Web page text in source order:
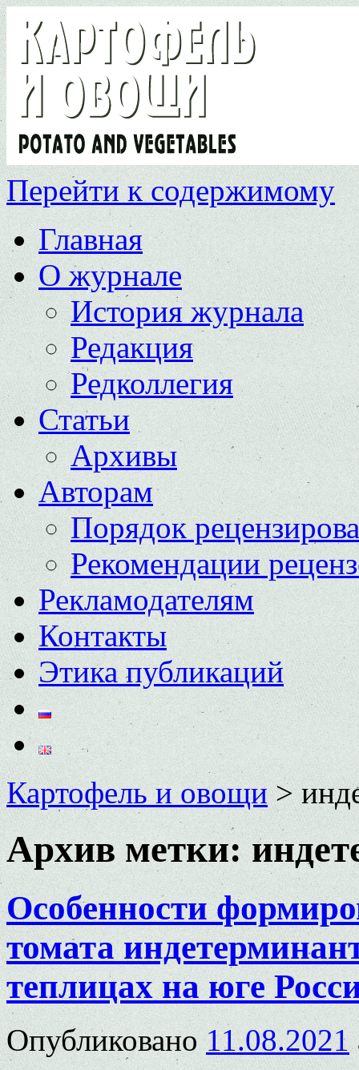
Перейти к содержимому
Главная
О журнале
История журнала
Редакция
Редколлегия
Статьи
Архивы
Авторам
Порядок
Рекомендации
Рекламодателям
Контакты
Этика публикаций
Картофель и овощи>
Архив метки:
Особенности
томата
теплицах на юге
Опубликовано 11.08.2021